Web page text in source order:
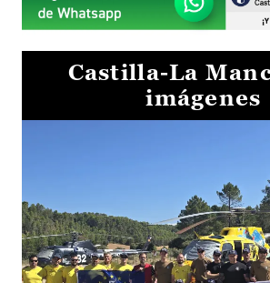
Castilla-La
imágenes